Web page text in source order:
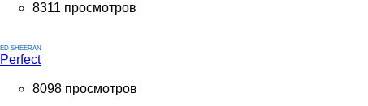
8311 просмотров
ED SHEERAN
Perfect
8098 просмотров